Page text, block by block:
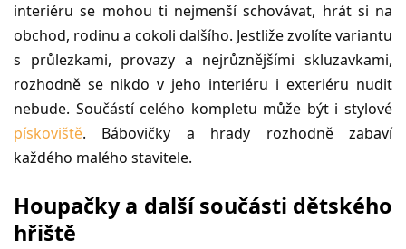
interiéru se mohou ti nejmenší schovávat, hrát si na
obchod, rodinu a cokoli dalšího. Jestliže zvolíte variantu
s průlezkami, provazy a nejrůznějšími skluzavkami,
rozhodně se nikdo v jeho interiéru i exteriéru nudit
nebude. Součástí celého kompletu může být i stylové
pískoviště. Bábovičky a hrady rozhodně zabaví
každého malého stavitele.
Houpačky a další součásti dětského
hřiště